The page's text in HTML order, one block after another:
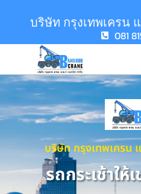
บริษัท กรุงเทพเครน
081
บริษัท กรุงเทพเครน
รถกระเช้าให้